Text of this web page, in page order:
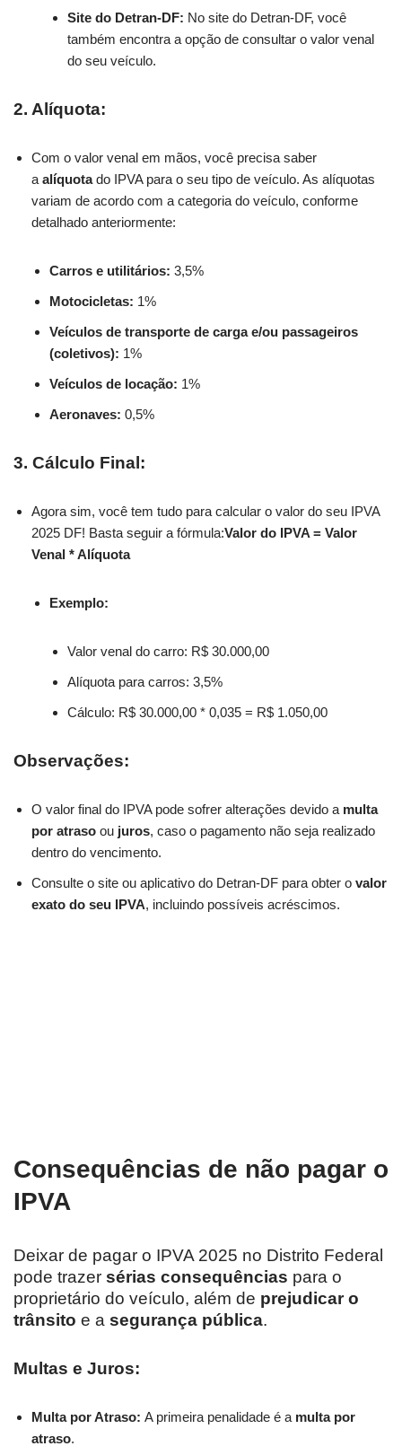
Site do Detran-DF: No site do Detran-DF, você
também encontra a opção de consultar o valor venal
do seu veículo.
2. Alíquota:
Com o valor venal em mãos, você precisa saber
a alíquotado IPVA para o seu tipo de veículo. As alíquotas
variam de acordo com a categoria do veículo, conforme
detalhado anteriormente:
Carros e utilitários: 3,5%
Motocicletas: 1%
Veículos de transporte de carga e/ou passageiros
(coletivos): 1%
Veículos de locação: 1%
Aeronaves: 0,5%
3. Cálculo Final:
Agora sim, você tem tudo para calcular o valor do seu IPVA
2025 DF! Basta seguir a fórmula:Valor do IPVA = Valor
Venal * Alíquota
Exemplo:
Valor venal do carro: R$ 30.000,00
Alíquota para carros: 3,5%
Cálculo: R$ 30.000,00 * 0,035 = R$ 1.050,00
Observações:
O valor final do IPVA pode sofrer alterações devido a multa
por atraso ou juros, caso o pagamento não seja realizado
dentro do vencimento.
Consulte o site ou aplicativo do Detran-DF para obter o valor
exato do seu IPVA, incluindo possíveis acréscimos.
Consequências de não pagar o
IPVA
Deixar de pagar o IPVA 2025 no Distrito Federal
pode trazer sérias consequências para o
proprietário do veículo, além de prejudicar o
trânsito e a segurança pública.
Multas e Juros:
Multa por Atraso: A primeira penalidade é a multa por
atraso.